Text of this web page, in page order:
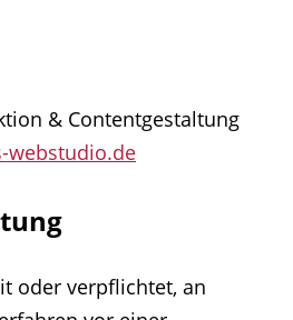
& Contentgestaltung
webstudio.de
oder verpflichtet, an